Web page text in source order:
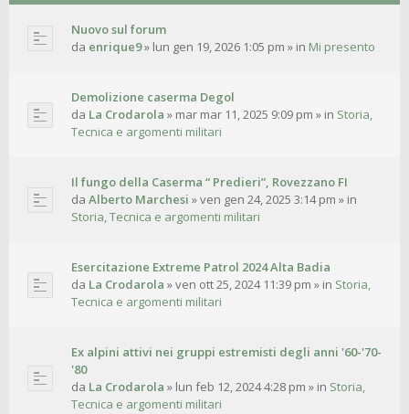
Nuovo sul forum
da enrique9» lun gen 19, 2026 1:05 pm » in Mi presento
Demolizione caserma Degol
da La Crodarola » mar mar 11, 2025 9:09 pm » in Storia,
Tecnica e argomenti militari
Il fungo della Caserma “ Predieri”, Rovezzano FI
da Alberto Marchesi »ven gen 24, 2025 3:14 pm » in
Storia, Tecnica e argomenti militari
Esercitazione Extreme Patrol 2024 Alta Badia
da La Crodarola »ven ott 25, 2024 11:39 pm » in Storia,
Tecnica e argomenti militari
Ex alpini attivi nei gruppi estremisti degli anni '60-'70-
'80
da La Crodarola » lun feb 12, 2024 4:28 pm » in Storia,
Tecnica e argomenti militari